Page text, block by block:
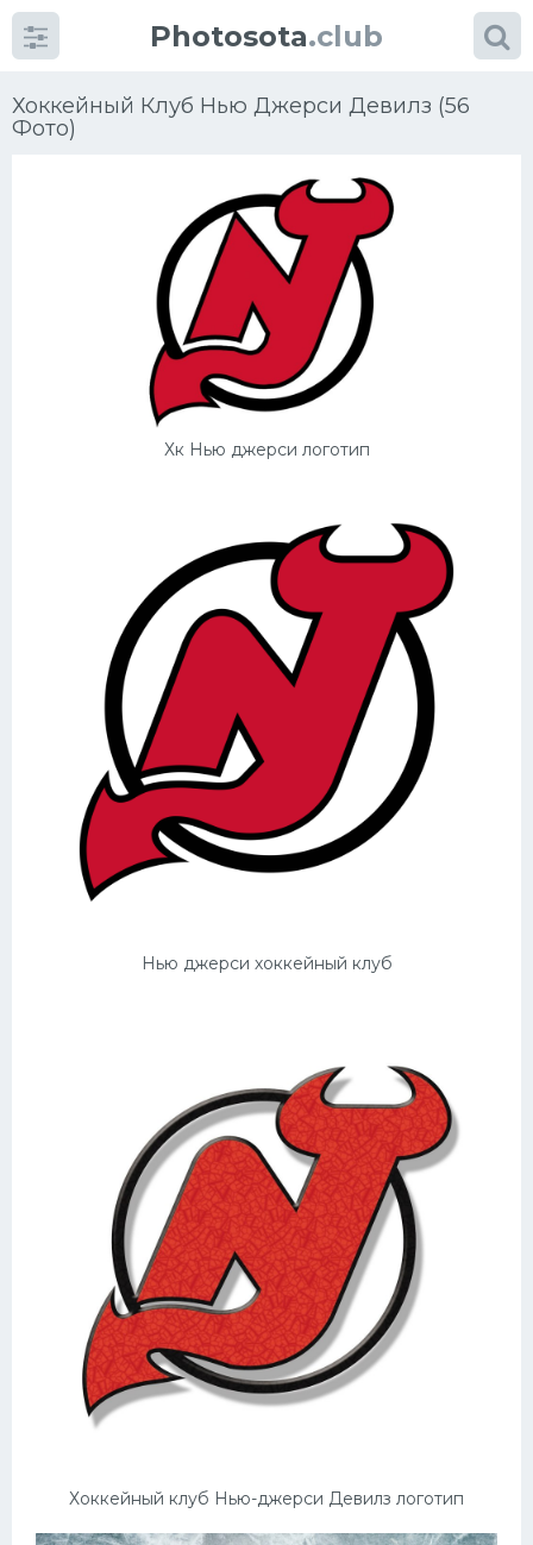
Photosota.club
Хоккейный Клуб Нью Джерси Девилз (56
Фото)
Хк Нью джерси логотип
Нью джерси хоккейный клуб
Хоккейный клуб Нью-джерси Девилз логотип
КатегорииФото
Еще картинки...
Конькобежный спорт
Тренажеры
Интерьер квартиры